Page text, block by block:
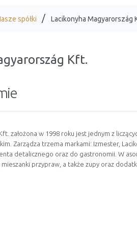
spółki Lacikonyha Magyarország
Kft.
założona w 1998 roku jest jednym z
Zarządza trzema markami: Izmester,
detalicznego oraz do gastronomii. W
przypraw, a także zupy oraz